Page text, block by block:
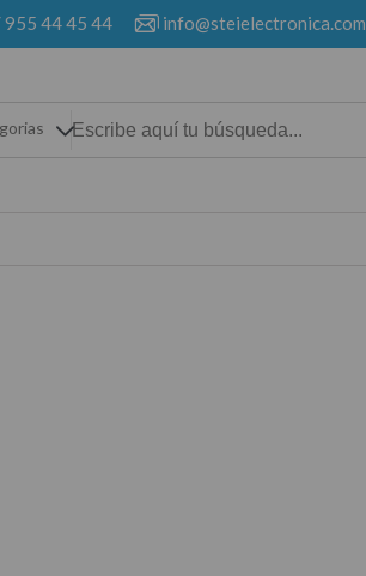
955 44 45 44 info@steielectronica.com